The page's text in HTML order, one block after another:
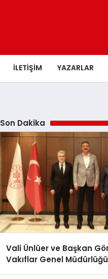
İLETIŞIM YAZARLAR
Son Dakika
Vali Ünlüer ve Başkan
Vakıflar Genel